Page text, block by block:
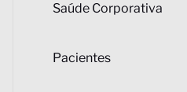
Saúde Corporativa
Pacientes